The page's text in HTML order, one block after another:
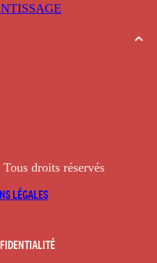
droits réservés
LÉGALES